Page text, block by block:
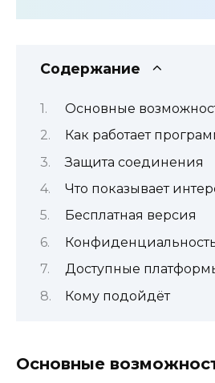
Содержание
Основные
Как работает
Защита соединения
Что показывает
Бесплатная версия
Доступные
Кому подойдёт
Основные